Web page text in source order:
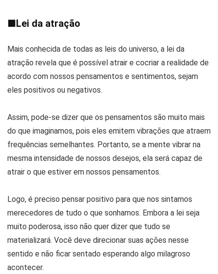
■Lei da atração
Mais conhecida de todas as leis do universo, a lei da
atração revela que é possível atrair e cocriar a realidade de
acordo com nossos pensamentos e sentimentos, sejam
eles positivos ou negativos.
Assim, pode-se dizer que os pensamentos são muito mais
do que imaginamos, pois eles emitem vibrações que atraem
frequências semelhantes. Portanto, se a mente vibrar na
mesma intensidade de nossos desejos, ela será capaz de
atrair o que estiver em nossos pensamentos.
Logo, é preciso pensar positivo para que nos sintamos
merecedores de tudo o que sonhamos. Embora a lei seja
muito poderosa, isso não quer dizer que tudo se
materializará. Você deve direcionar suas ações nesse
sentido e não ficar sentado esperando algo milagroso
acontecer.